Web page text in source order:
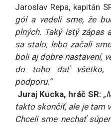
Jaroslav Repa, kapitán
gól a vedeli sme, že
plných. Taký istý zápas
sa stalo, lebo začali
boli aj dobre nastavení,
do toho dať všetko,
podporu.“
Juraj Kucka, hráč SR:
takto skončiť, ale je tam
Chceli sme nechať